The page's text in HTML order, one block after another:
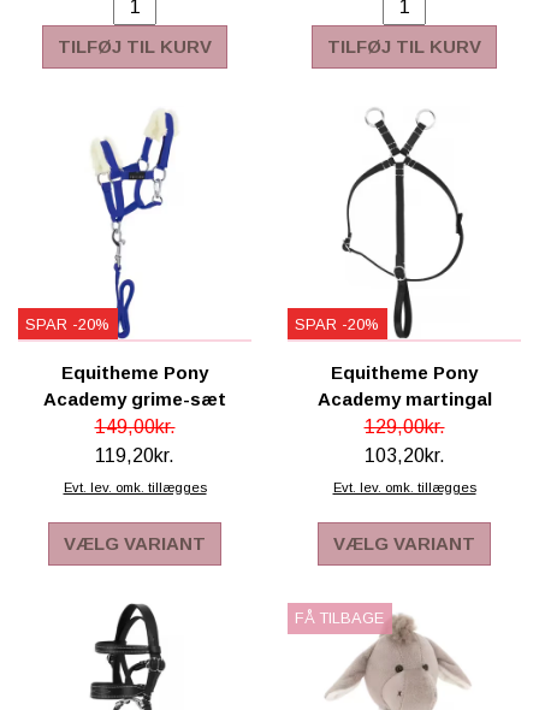
SCHLEICH® HEST & TILBEHØR
TILFØJ TIL KURV TILFØJ TIL KURV
SPAR -20%
Equitheme Pony
Academy grime-sæt
149,00kr.
119,20kr.
Evt. lev. omk. tillægges
VÆLG VARIANT
SPAR -20%
Equitheme Pony
Academy martingal
129,00kr.
103,20kr.
Evt. lev. omk. tillægges
VÆLG VARIANT
FÅ TILBAGE